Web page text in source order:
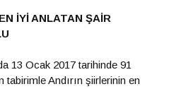
İYİ ANLATAN ŞAİR
13 Ocak 2017 tarihinde 91
Andırın şiirlerinin en